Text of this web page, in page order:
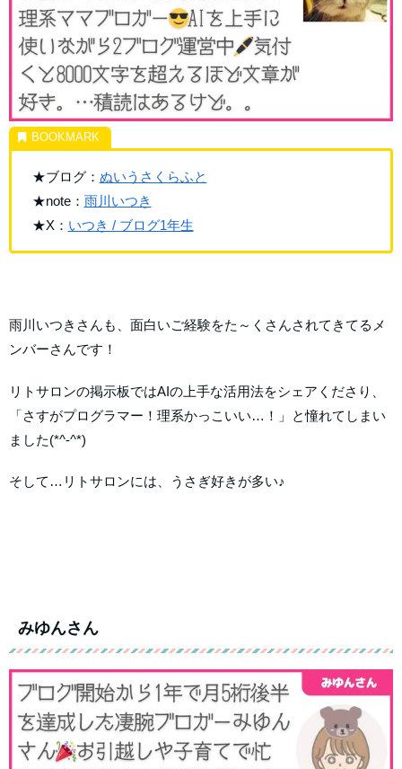
★ブログ： ぬいうさくらふと
★note： 雨川いつき
★X： いつき / ブログ1年生
雨川いつきさんも、面白いご経験をた～くさんされてきてるメ
ンバーさんです！
リトサロンの掲示板ではAIの上手な活用法をシェアくださり、
「さすがプログラマー！理系かっこいい…！」と憧れてしまい
ました(*^-^*)
そして…リトサロンには、うさぎ好きが多い♪
みゆんさん